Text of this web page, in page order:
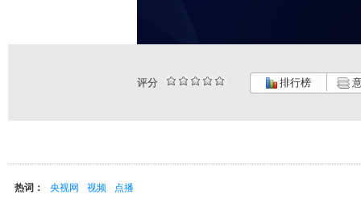
评分 排行榜
热词： 央视网 视频 点播